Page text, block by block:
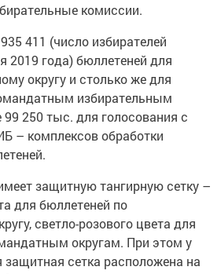
комиссии.
411 (число избирателей
2019 года) бюллетеней для
округу и столько же для
избирательным
250 тыс. для голосования с
– комплексов обработки
защитную тангирную сетку –
для бюллетеней по
светло-розового цвета для
округам. При этом у
сетка расположена на